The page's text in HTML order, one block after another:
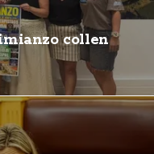
collen